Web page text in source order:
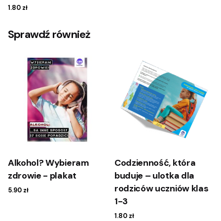
1.80 zł
Sprawdź również
Alkohol? Wybieram
zdrowie - plakat
5.90 zł
Codzienność, która
buduje – ulotka dla
rodziców uczniów klas
1-3
1.80 zł